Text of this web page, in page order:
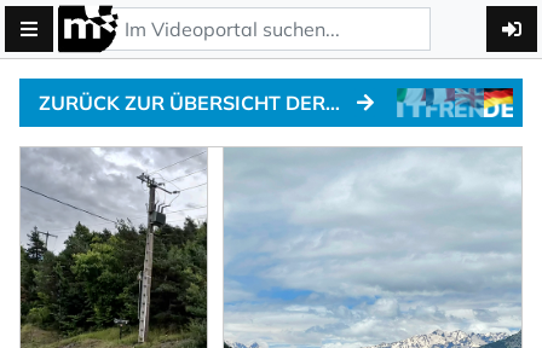
ZURÜCK ZUR ÜBERSICHT DER ALPENPÄSSE